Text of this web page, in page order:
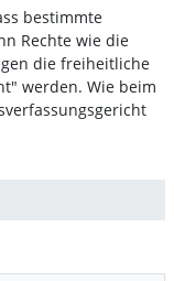
bestimmte
Rechte wie die
die freiheitliche
werden. Wie beim